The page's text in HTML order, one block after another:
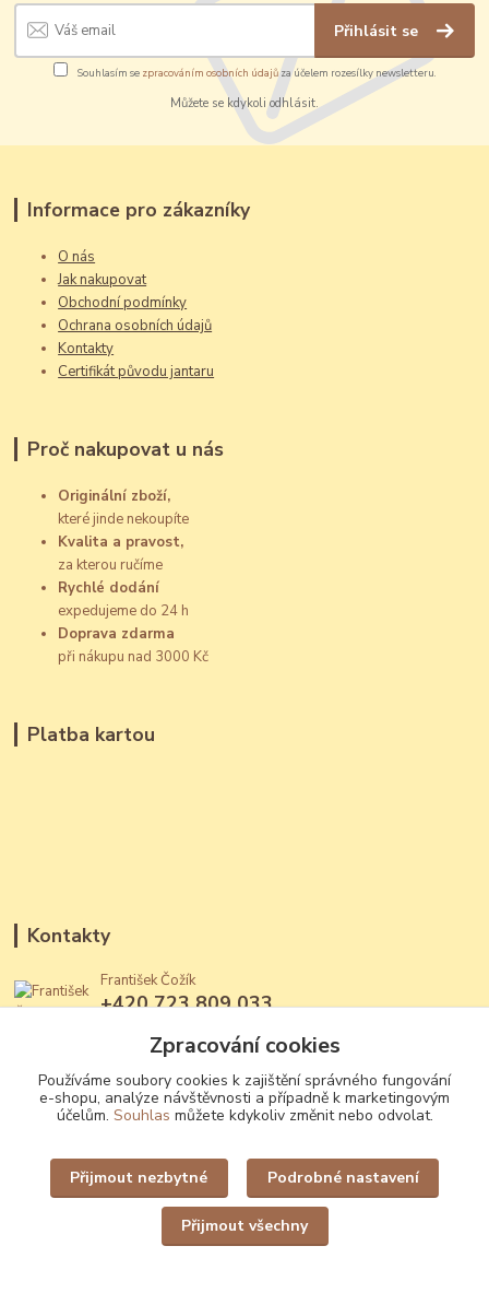
Přihlásit se
Souhlasím se zpracováním osobních údajůza účelem rozesílky newsletteru.
Můžete se kdykoli odhlásit.
Informace pro zákazníky
O nás
Jak nakupovat
Obchodní podmínky
Ochrana osobních údajů
Kontakty
Certifikát původu jantaru
Proč nakupovat u nás
Originální zboží,
které jinde nekoupíte
Kvalita a pravost,
za kterou ručíme
Rychlé dodání
expedujeme do 24 h
Doprava zdarma
při nákupu nad 3000 Kč
Platba kartou
Kontakty
František Čožík
+420 723 809 033
Upravit sběr cookies.
Zpracování cookies
Používáme soubory cookies k zajištění správného fungování
e-shopu, analýze návštěvnosti a případně k marketingovým
účelům. Souhlas můžete kdykoliv změnit nebo odvolat.
Přijmout nezbytné Podrobné nastavení
Přijmout všechny